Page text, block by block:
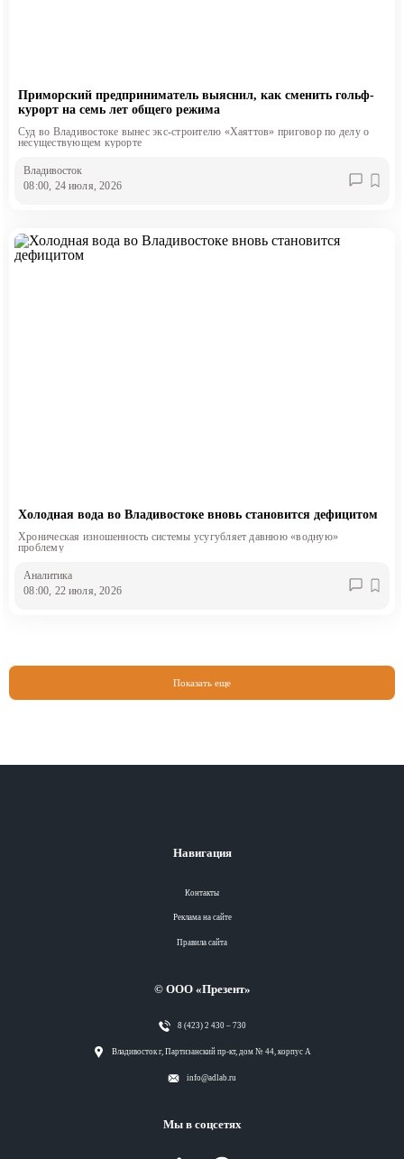
Приморский предприниматель выяснил, как сменить гольф-
курорт на семь лет общего режима
Суд во Владивостоке вынес экс-строителю «Хаяттов» приговор по делу о
несуществующем курорте
Владивосток
08:00, 24 июля, 2026
Холодная вода во Владивостоке вновь становится дефицитом
Хроническая изношенность системы усугубляет давнюю «водную»
проблему
Аналитика
08:00, 22 июля, 2026
Показать еще
Навигация
Контакты
Реклама на сайте
Правила сайта
© ООО «Презент»
8 (423) 2 430 – 730
Владивосток г, Партизанский пр-кт, дом № 44, корпус А
info@adlab.ru
Мы в соцсетях